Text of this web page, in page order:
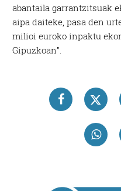
abantaila garrantzitsuak
aipa daiteke, pasa den
milioi euroko inpaktu
Gipuzkoan”.